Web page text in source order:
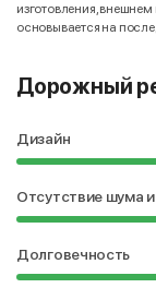
изготовления,
основывается на
Дорожный
Дизайн
Отсутствие шума
Долговечность